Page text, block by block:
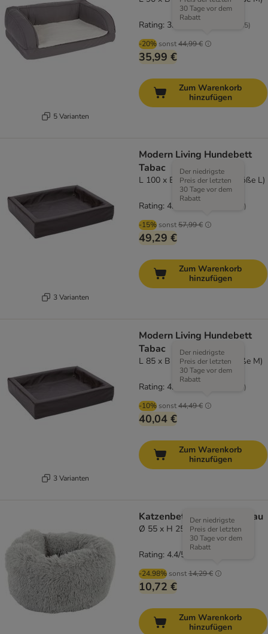
5 Varianten
-20% sonst44,99 €
30 Tage vor dem
Rabatt
35,99 €
Rating: 3.9/5 285)
Zum Warenkorb
hinzufügen
3 Varianten
Modern Living Hundebett
Tabac
L 100 x B 80 x H 15 cm (Größe L)
-15% sonst57,99 €
Der niedrigste
Preis der letzten
30 Tage vor dem
Rabatt
49,29 €
Rating: 4.3/5 )
Zum Warenkorb
hinzufügen
3 Varianten
Modern Living Hundebett
Tabac
L 85 x B 70 x H 15 cm (Größe M)
-10% sonst44,49 €
Der niedrigste
Preis der letzten
30 Tage vor dem
Rabatt
40,04 €
Rating: 4.3/5 )
Zum Warenkorb
hinzufügen
Katzenbett Mochi - hellgrau
Ø 55 x H 25 cm
-24.98% sonst14,29 €
Der niedrigste
Preis der letzten
30 Tage vor dem
Rabatt
10,72 €
Rating: 4.4/5
Zum Warenkorb
hinzufügen